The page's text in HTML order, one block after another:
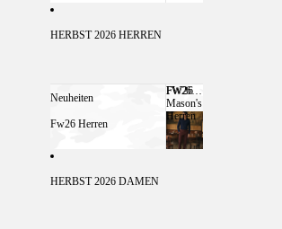
HERBST 2026 HERREN
Neuheiten
Fw26 Herren
FW26
Mason's
Herren
FW26 MASON'S HERREN
HERBST 2026 DAMEN